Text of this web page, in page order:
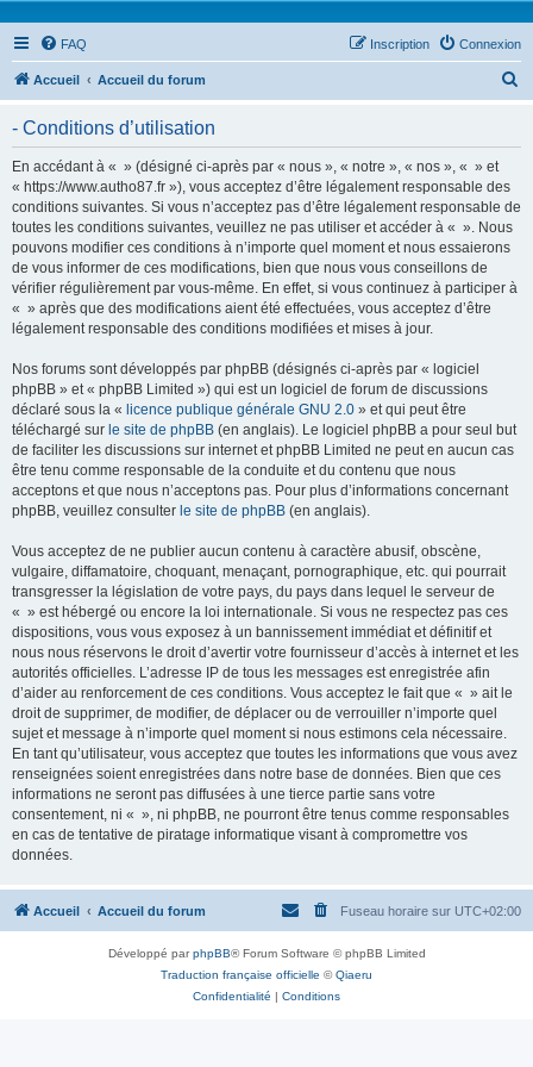
FAQ Connexion
Inscription
Accueil Accueil du forum
- Conditions d’utilisation
En accédant à « » (désigné ci-après par « nous », « notre », « nos », « » et
« https://www.autho87.fr »), vous acceptez d’être légalement responsable des
conditions suivantes. Si vous n’acceptez pas d’être légalement responsable de
toutes les conditions suivantes, veuillez ne pas utiliser et accéder à « ». Nous
pouvons modifier ces conditions à n’importe quel moment et nous essaierons
de vous informer de ces modifications, bien que nous vous conseillons de
vérifier régulièrement par vous-même. En effet, si vous continuez à participer à
« » après que des modifications aient été effectuées, vous acceptez d’être
légalement responsable des conditions modifiées et mises à jour.
Nos forums sont développés par phpBB (désignés ci-après par « logiciel
phpBB » et « phpBB Limited ») qui est un logiciel de forum de discussions
déclaré sous la « licence publique générale GNU 2.0 » et qui peut être
téléchargé sur le site de phpBB (en anglais). Le logiciel phpBB a pour seul but
de faciliter les discussions sur internet et phpBB Limited ne peut en aucun cas
être tenu comme responsable de la conduite et du contenu que nous
acceptons et que nous n’acceptons pas. Pour plus d’informations concernant
phpBB, veuillez consulter le site de phpBB (en anglais).
Vous acceptez de ne publier aucun contenu à caractère abusif, obscène,
vulgaire, diffamatoire, choquant, menaçant, pornographique, etc. qui pourrait
transgresser la législation de votre pays, du pays dans lequel le serveur de
« » est hébergé ou encore la loi internationale. Si vous ne respectez pas ces
dispositions, vous vous exposez à un bannissement immédiat et définitif et
nous nous réservons le droit d’avertir votre fournisseur d’accès à internet et les
autorités officielles. L’adresse IP de tous les messages est enregistrée afin
d’aider au renforcement de ces conditions. Vous acceptez le fait que « » ait le
droit de supprimer, de modifier, de déplacer ou de verrouiller n’importe quel
sujet et message à n’importe quel moment si nous estimons cela nécessaire.
En tant qu’utilisateur, vous acceptez que toutes les informations que vous avez
renseignées soient enregistrées dans notre base de données. Bien que ces
informations ne seront pas diffusées à une tierce partie sans votre
consentement, ni « », ni phpBB, ne pourront être tenus comme responsables
en cas de tentative de piratage informatique visant à compromettre vos
données.
Accueil Accueil du forum Fuseau horaire sur UTC+02:00
Développé parphpBB® Forum Software © phpBB Limited
Traduction française officielle ©Qiaeru
Confidentialité | Conditions